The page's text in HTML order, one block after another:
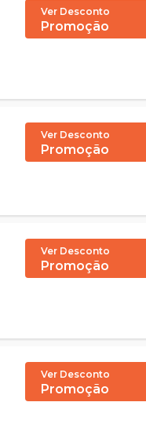
Ver Desconto
Promoção
Ver Desconto
Promoção
Ver Desconto
Promoção
Ver Desconto
Promoção